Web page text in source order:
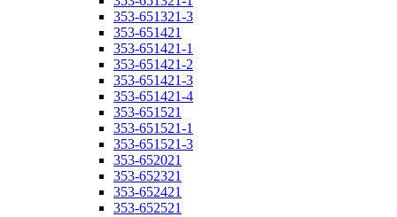
353-651321-3
353-651421
353-651421-1
353-651421-2
353-651421-3
353-651421-4
353-651521
353-651521-1
353-651521-3
353-652021
353-652321
353-652421
353-652521